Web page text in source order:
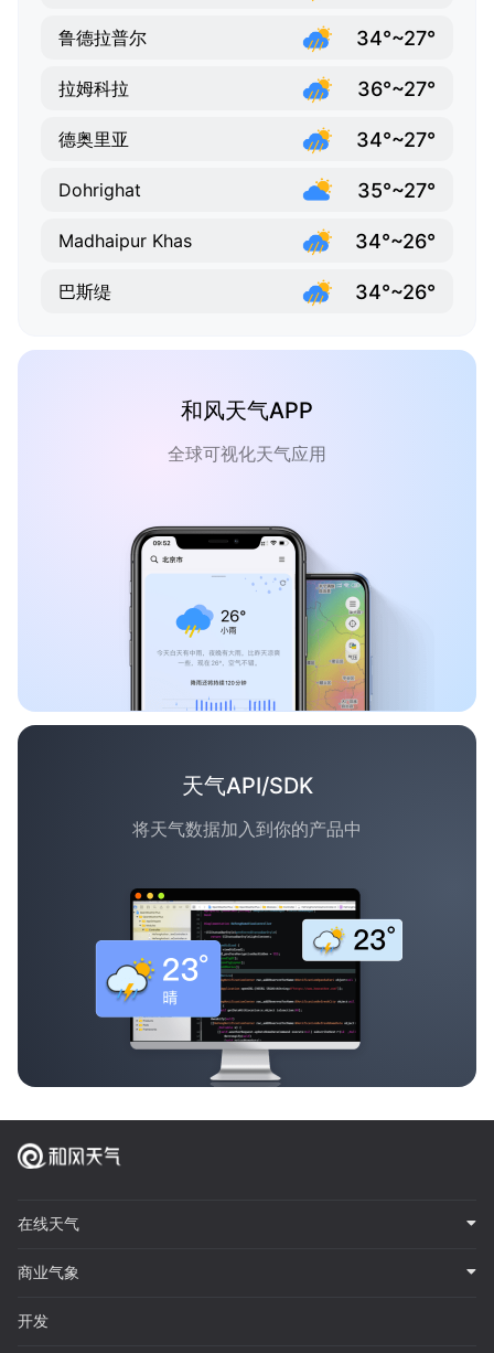
鲁德拉普尔 34°~27°
拉姆科拉 36°~27°
德奥里亚 34°~27°
Dohrighat 35°~27°
Madhaipur Khas 34°~26°
巴斯缇 34°~26°
和风天气APP
全球可视化天气应用
天气API/SDK
将天气数据加入到你的产品中
在线天气
商业气象
开发